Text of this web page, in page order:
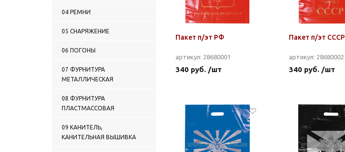
04 РЕМНИ
05 СНАРЯЖЕНИЕ
06 ПОГОНЫ
07 ФУРНИТУРА
МЕТАЛЛИЧЕСКАЯ
08 ФУРНИТУРА
ПЛАСТМАССОВАЯ
09 КАНИТЕЛЬ,
КАНИТЕЛЬНАЯ ВЫШИВКА
Пакет п/эт РФ
артикул: 28680001
340 руб. /шт
Пакет п/эт СССР
артикул: 28680002
340 руб. /шт